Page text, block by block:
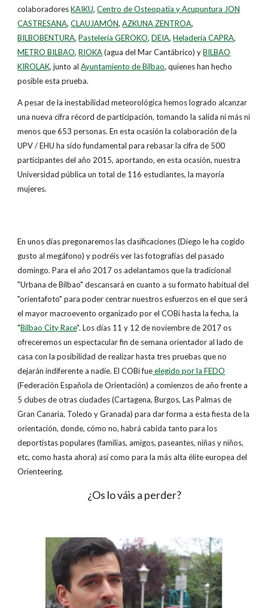
colaboradores KAIKU, Centro de Osteopatía y Acupuntura JON
CASTRESANA, CLAUJAMÓN, AZKUNA ZENTROA,
BILBOBENTURA, Pastelería GEROKO, DEIA, Heladería CAPRA,
METRO BILBAO, RIOKA(agua del Mar Cantábrico) y BILBAO
KIROLAK, junto al Ayuntamiento de Bilbao, quienes han hecho
posible esta prueba.
A pesar de la inestabilidad meteorológica hemos logrado alcanzar
una nueva cifra récord de participación, tomando la salida ni más ni
menos que 653 personas. En esta ocasión la colaboración de la
UPV / EHU ha sido fundamental para rebasar la cifra de 500
participantes del año 2015, aportando, en esta ocasión, nuestra
Universidad pública un total de 116 estudiantes, la mayoría
mujeres.
En unos días pregonaremos las clasificaciones (Diego le ha cogido
gusto al megáfono) y podréis ver las fotografías del pasado
domingo. Para el año 2017 os adelantamos que la tradicional
"Urbana de Bilbao" descansará en cuanto a su formato habitual del
"orientafoto" para poder centrar nuestros esfuerzos en el que será
el mayor macroevento organizado por el COBi hasta la fecha, la
"Bilbao City Race". Los días 11 y 12 de noviembre de 2017 os
ofreceremos un espectacular fin de semana orientador al lado de
casa con la posibilidad de realizar hasta tres pruebas que no
dejarán indiferente a nadie. El COBi fueelegido por la FEDO
(Federación Española de Orientación) a comienzos de año frente a
5 clubes de otras ciudades (Cartagena, Burgos, Las Palmas de
Gran Canaria, Toledo y Granada) para dar forma a esta fiesta de la
orientación, donde, cómo no, habrá cabida tanto para los
deportistas populares (familias, amigos, paseantes, niñas y niños,
etc, como hasta ahora) así como para la más alta élite europea del
Orienteering.
¿Os lo váis a perder?